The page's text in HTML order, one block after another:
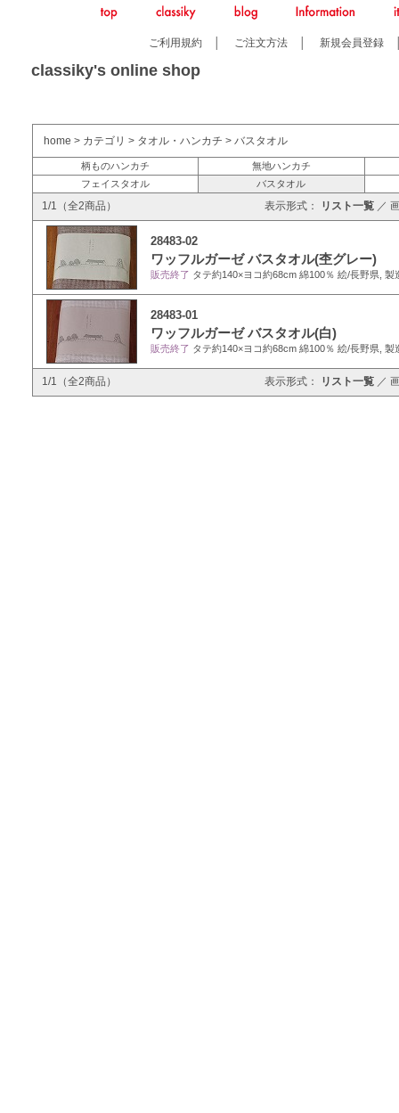
ご利用規約 ご注文方法 新規会員登録
classiky's online shop
home > カテゴリ > タオル・ハンカチ > バスタオル
柄ものハンカチ
無地ハンカチ
フェイスタオル
バスタオル
1/1（全2商品） 表示形式： リスト一覧 ／
28483-02
ワッフルガーゼ バスタオル(杢グレー)
販売終了 タテ約140×ヨコ約68cm 綿100％ 絵/長野県, 製
28483-01
ワッフルガーゼ バスタオル(白)
販売終了 タテ約140×ヨコ約68cm 綿100％ 絵/長野県, 製
1/1（全2商品） 表示形式： リスト一覧 ／